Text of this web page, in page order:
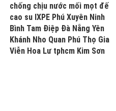
chống chịu nước mối mọt đế
cao su IXPE Phú Xuyên Ninh
Bình Tam Điệp Đà Nẵng Yên
Khánh Nho Quan Phú Thọ Gia
Viễn Hoa Lư tphcm Kim Sơn